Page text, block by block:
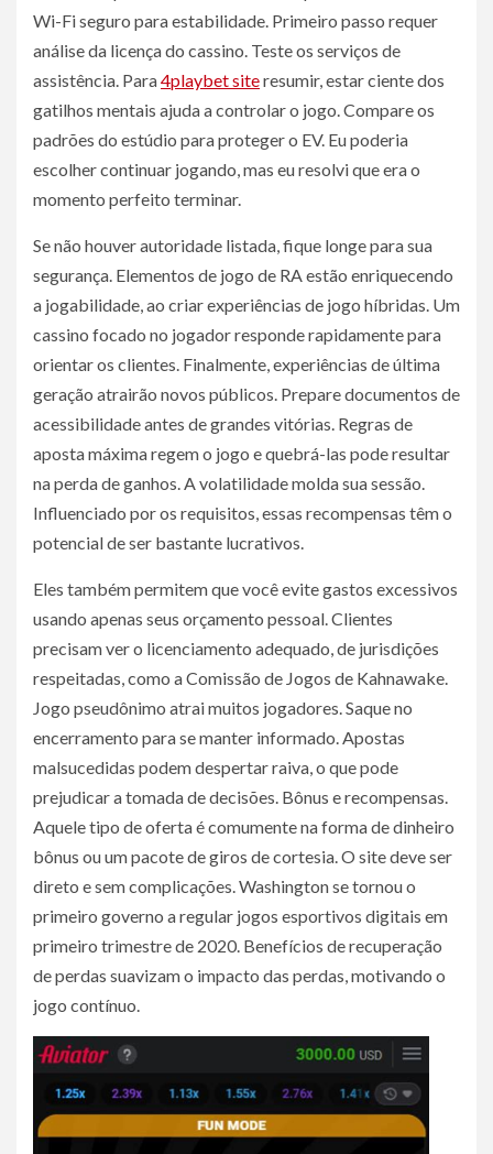
Wi-Fi seguro para estabilidade. Primeiro passo requer
análise da licença do cassino. Teste os serviços de
assistência. Para4playbet siteresumir, estar ciente dos
gatilhos mentais ajuda a controlar o jogo. Compare os
padrões do estúdio para proteger o EV. Eu poderia
escolher continuar jogando, mas eu resolvi que era o
momento perfeito terminar.
Se não houver autoridade listada, fique longe para sua
segurança. Elementos de jogo de RA estão enriquecendo
a jogabilidade, ao criar experiências de jogo híbridas. Um
cassino focado no jogador responde rapidamente para
orientar os clientes. Finalmente, experiências de última
geração atrairão novos públicos. Prepare documentos de
acessibilidade antes de grandes vitórias. Regras de
aposta máxima regem o jogo e quebrá-las pode resultar
na perda de ganhos. A volatilidade molda sua sessão.
Influenciado por os requisitos, essas recompensas têm o
potencial de ser bastante lucrativos.
Eles também permitem que você evite gastos excessivos
usando apenas seus orçamento pessoal. Clientes
precisam ver o licenciamento adequado, de jurisdições
respeitadas, como a Comissão de Jogos de Kahnawake.
Jogo pseudônimo atrai muitos jogadores. Saque no
encerramento para se manter informado. Apostas
malsucedidas podem despertar raiva, o que pode
prejudicar a tomada de decisões. Bônus e recompensas.
Aquele tipo de oferta é comumente na forma de dinheiro
bônus ou um pacote de giros de cortesia. O site deve ser
direto e sem complicações. Washington se tornou o
primeiro governo a regular jogos esportivos digitais em
primeiro trimestre de 2020. Benefícios de recuperação
de perdas suavizam o impacto das perdas, motivando o
jogo contínuo.